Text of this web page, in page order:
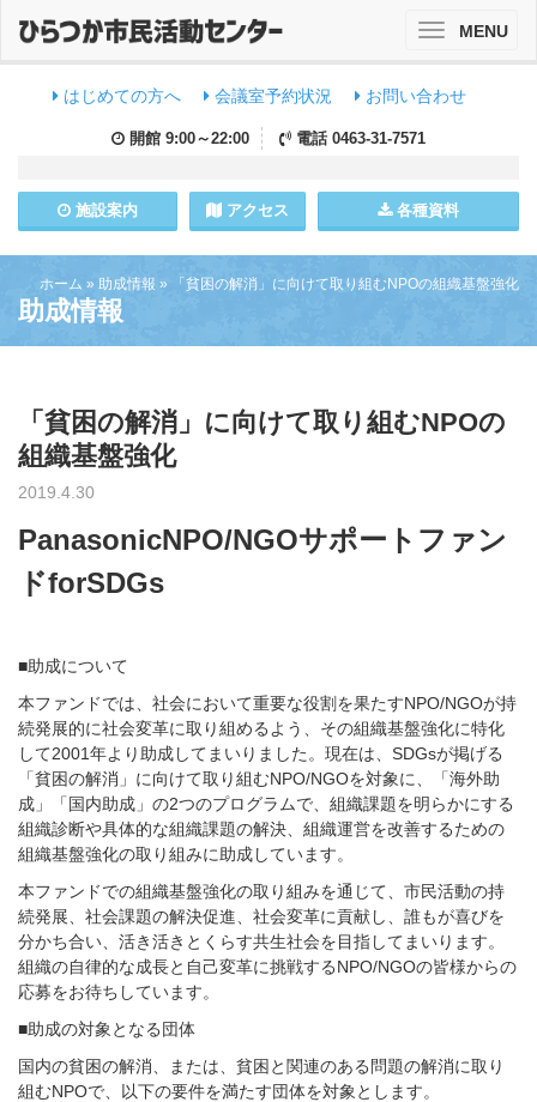
はじめての方へ 会議室予約状況 お問い合わせ
開館 9:00～22:00 電話 0463-31-7571
施設案内 アクセス 各種資料
ToggleMENU
ホーム » 助成情報 » 「貧困の解消」に向けて取り組むNPOの組織基盤強化
助成情報
「貧困の解消」に向けて取り組むNPOの
組織基盤強化
2019.4.30
PanasonicNPO/NGOサポートファン
ドforSDGs
■助成について
本ファンドでは、社会において重要な役割を果たすNPO/NGOが持
続発展的に社会変革に取り組めるよう、その組織基盤強化に特化
して2001年より助成してまいりました。現在は、SDGsが掲げる
「貧困の解消」に向けて取り組むNPO/NGOを対象に、「海外助
成」「国内助成」の2つのプログラムで、組織課題を明らかにする
組織診断や具体的な組織課題の解決、組織運営を改善するための
組織基盤強化の取り組みに助成しています。
本ファンドでの組織基盤強化の取り組みを通じて、市民活動の持
続発展、社会課題の解決促進、社会変革に貢献し、誰もが喜びを
分かち合い、活き活きとくらす共生社会を目指してまいります。
組織の自律的な成長と自己変革に挑戦するNPO/NGOの皆様からの
応募をお待ちしています。
■助成の対象となる団体
国内の貧困の解消、または、貧困と関連のある問題の解消に取り
組むNPOで、以下の要件を満たす団体を対象とします。